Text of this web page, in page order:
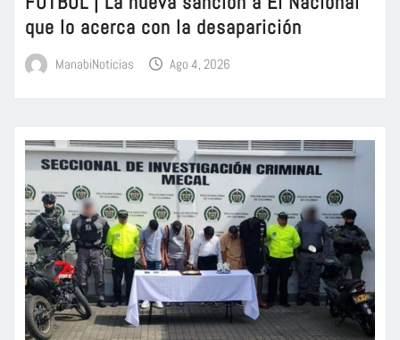
que lo acerca con la desaparición
ManabiNoticias Ago 4, 2026